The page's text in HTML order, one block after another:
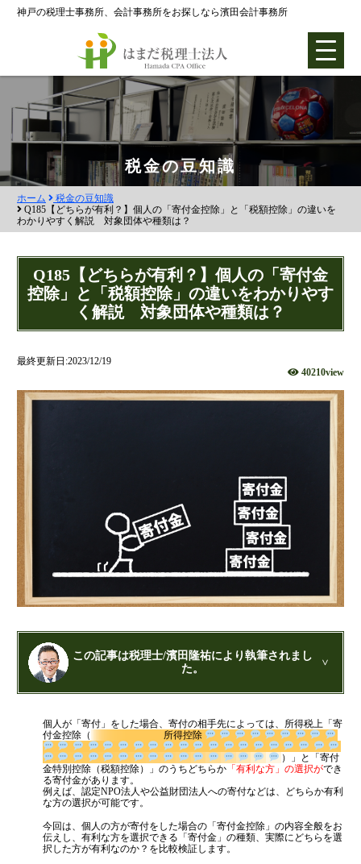
神戸の税理士事務所、会計事務所をお探しなら濱田会計事務所
ホーム
各種支援業務
会社設立0円プラン
株式会社設立
合同会社設立
NPO法人設立
計画を立てることで見えてくるもの
承認のメリット
当税理士法人のサービス
資金調達支援
融資による資金調達について
金融機関の融資のポイント
金融機関から調達するメリットとデメリット
VCによる資金調達
税金の豆知識
ホーム
税金の豆知識
Q185【どちらが有利？】個人の「寄付金控除」と「税額控除」の違いを
わかりやすく解説 対象団体や種類は？
Q185【どちらが有利？】個人の「寄付金
控除」と「税額控除」の違いをわかりやす
く解説 対象団体や種類は？
最終更新日:2023/12/19
40210view
この記事は税理士/濱田隆祐により執筆されまし
た。
はまだ税理士法人の代表税理士
近畿税理士会 神戸支部：登録番号121899
日本公認会計士協会 兵庫会：登録番号17074
兵庫県行政書士会：登録番号19300373
1973年生まれ、大阪府豊中市出身
あずさ監査法人出身
YouTubeチャンネル：はまだ税理士法
人のちょっとお得な税金の豆知識
相続専門サイト： 御影みらい相続センター
個人が「寄付」をした場合、寄付の相手先によっては、所得税上「寄
付金控除（
所得控除
）」と
「寄付金特別控除（税額控除）」のうちどちらか「有利な方」の選択
ができる寄付金があります。
例えば、認定NPO法人や公益財団法人への寄付などは、どちらか有利
な方の選択が可能です。
今回は、個人の方が寄付をした場合の「寄付金控除」の内容全般をお
伝えし、有利な方を選択できる「寄付金」の種類、実際にどちらを選
択した方が有利なのか？を比較検証します。